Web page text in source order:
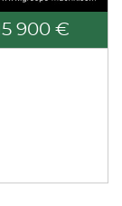
15 900 €